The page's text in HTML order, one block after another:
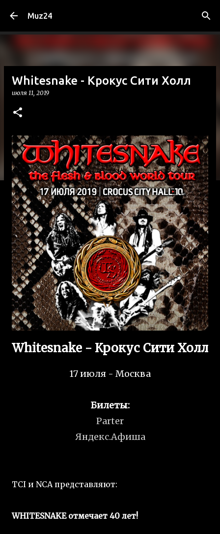
Muz24
Whitesnake - Крокус Сити Холл
июля 11, 2019
Whitesnake - Крокус Сити Холл
17 июля - Москва
Билеты:
Parter
Яндекс.Афиша
TCI и NCA представляют:
WHITESNAKE отмечает 40 лет!